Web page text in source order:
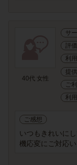
40代 女性
サ
評価
利
提
ご
利
ご感想
いつもきれいに
機応変にご対応